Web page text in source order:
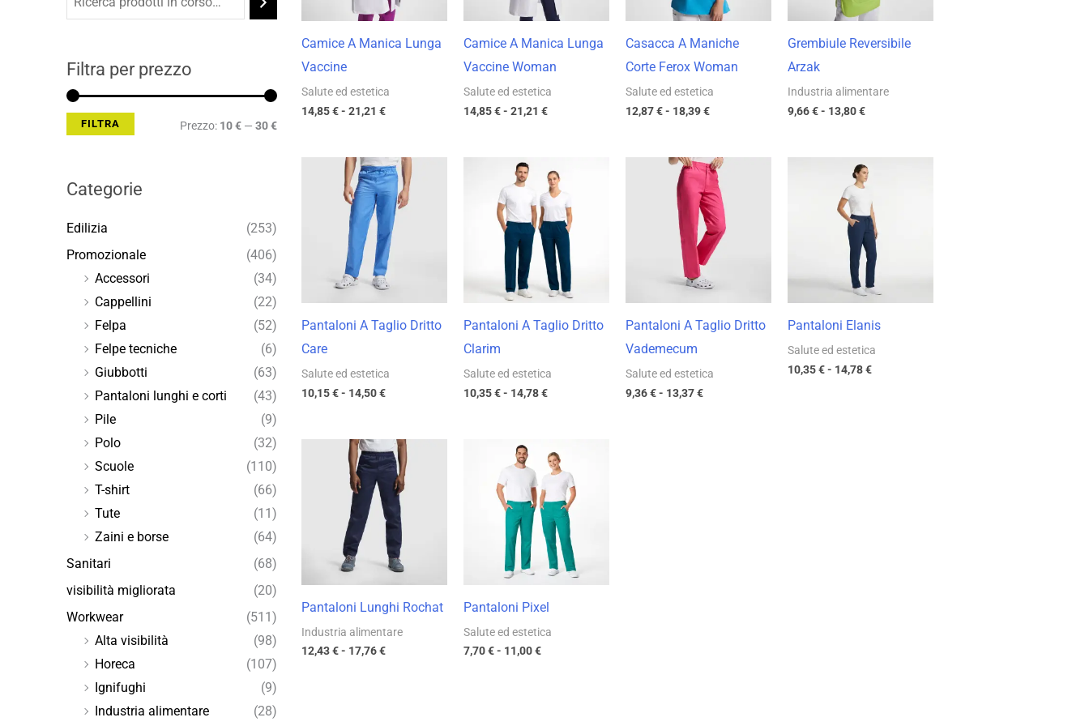
Filtra per prezzo
FILTRA Prezzo: 10 €— 30 €
Categorie
Edilizia
(253)
Promozionale
(406)
Accessori
(34)
Cappellini
(22)
Felpa
(52)
Felpe tecniche
(6)
Giubbotti
(63)
Pantaloni lunghi e corti
(43)
Pile
(9)
Polo
(32)
Scuole
(110)
T-shirt
(66)
Tute
(11)
Zaini e borse
(64)
Sanitari
(68)
visibilità migliorata
(20)
Workwear
(511)
Alta visibilità
(98)
Horeca
(107)
Ignifughi
(9)
Industria alimentare
(28)
Camice A Manica Lunga
Vaccine
Salute ed estetica
14,85€- 21,21 €
Camice A Manica Lunga
Vaccine Woman
Salute ed estetica
14,85€- 21,21 €
Casacca A Maniche
Corte Ferox Woman
Salute ed estetica
12,87€- 18,39€
Grembiule Reversibile
Arzak
Industria alimentare
9,66€- 13,80€
Pantaloni A Taglio Dritto
Care
Salute ed estetica
10,15€- 14,50€
Fascia
di
prezzo:
da
10,15 €
a
14,50 €
Pantaloni A Taglio Dritto
Clarim
Salute ed estetica
10,35€- 14,78€
di
prezzo:
da
10,35 €
14,78 €
Pantaloni A Taglio Dritto
Vademecum
Salute ed estetica
9,36€- 13,37€
Fascia
di
prezzo:
da
9,36 €
a
13,37 €
Pantaloni Elanis
Salute ed estetica
10,35€- 14,78€
da
10,35 €
a
14,78 €
Pantaloni Lunghi Rochat
Industria alimentare
12,43€- 17,76€
Fascia
di
prezzo:
da
12,43 €
a
17,76 €
Pantaloni Pixel
Salute ed estetica
7,70€- 11,00€
di
prezzo:
da
7,70 €
a
11,00 €